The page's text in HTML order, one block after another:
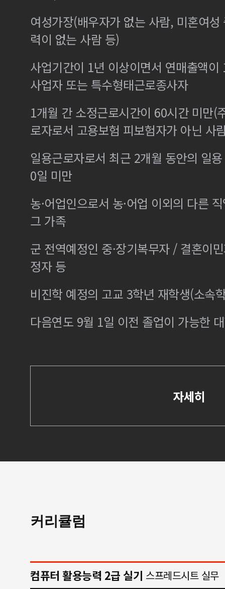
여성가장(배우자가 없는 사람, 미혼여
력이 없는 사람 등)
사업기간이 1년 이상이면서 연매출액
사업자 또는 특수형태근로종사자
1개월 간 소정근로시간이 60시간 미만(
로자로서 고용보험 피보험자가 아닌 사
일용근로자로서 최근 2개월 동안의 일
0일 미만
농·어업인으로서 농·어업 이외의 다른
그 가족
군 전역예정인 중·장기복무자 / 결혼이
정자 등
비진학 예정의 고교 3학년 재학생(소속
다음연도 9월 1일 이전 졸업이 가능한
자세히
커리큘럼
컴퓨터 활용능력 2급 실기 스프레드시트 실무